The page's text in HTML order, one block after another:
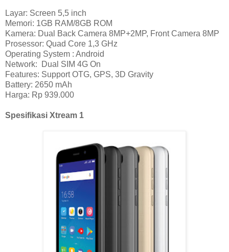
Layar: Screen 5,5 inch
Memori: 1GB RAM/8GB ROM
Kamera: Dual Back Camera 8MP+2MP, Front Camera 8MP
Prosessor: Quad Core 1,3 GHz
Operating System : Android
Network: Dual SIM 4G On
Features: Support OTG, GPS, 3D Gravity
Battery: 2650 mAh
Harga: Rp 939.000
Spesifikasi Xtream 1